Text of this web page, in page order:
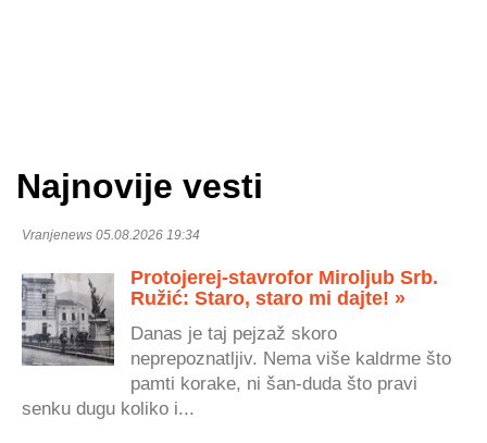
Najnovije vesti
Vranjenews 05.08.2026 19:34
Protojerej-stavrofor Miroljub Srb.
Ružić: Staro, staro mi dajte! »
Danas je taj pejzaž skoro
neprepoznatljiv. Nema više kaldrme što
pamti korake, ni šan-duda što pravi
senku dugu koliko i...